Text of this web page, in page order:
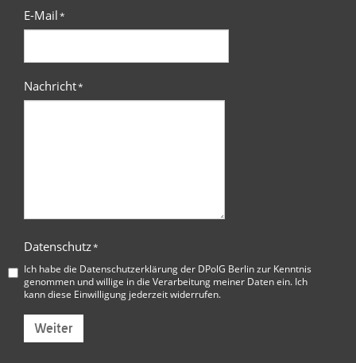
E-Mail*
Nachricht*
Datenschutz*
Ich habe die Datenschutzerklärung der DPolG Berlinzur Kenntnis
genommen und willige in die Verarbeitung meiner Daten ein. Ich
kann diese Einwilligung jederzeit widerrufen.
Weiter